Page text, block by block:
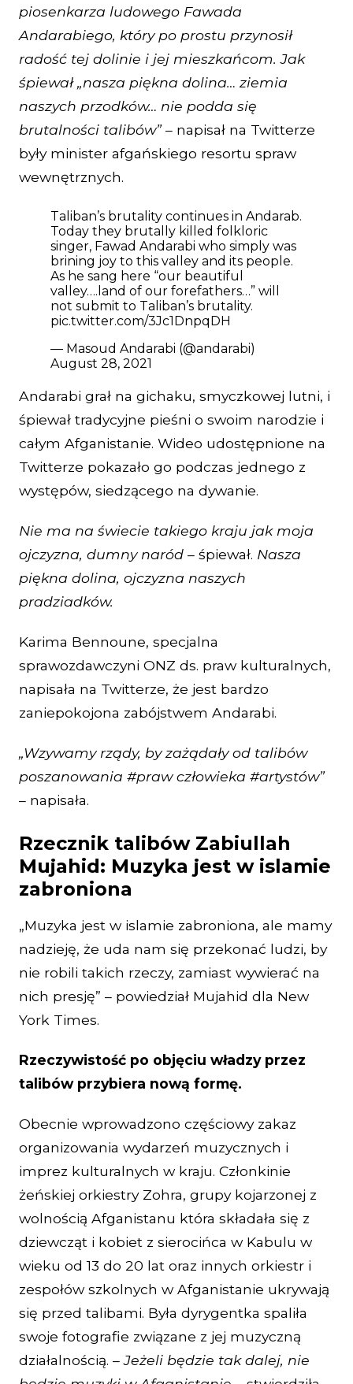
piosenkarza ludowego Fawada
Andarabiego, który po prostu przynosił
radość tej dolinie i jej mieszkańcom. Jak
śpiewał „nasza piękna dolina… ziemia
naszych przodków… nie podda się
brutalności talibów”– napisał na Twitterze
były minister afgańskiego resortu spraw
wewnętrznych.
Taliban’s brutality continues in Andarab.
Today they brutally killed folkloric
singer, Fawad Andarabi who simply was
brining joy to this valley and its people.
As he sang here “our beautiful
valley….land of our forefathers…” will
not submit to Taliban’s brutality.
pic.twitter.com/3Jc1DnpqDH
— Masoud Andarabi (@andarabi)
August 28, 2021
Andarabi grał na gichaku, smyczkowej lutni, i
śpiewał tradycyjne pieśni o swoim narodzie i
całym Afganistanie. Wideo udostępnione na
Twitterze pokazało go podczas jednego z
występów, siedzącego na dywanie.
Nie ma na świecie takiego kraju jak moja
ojczyzna, dumny naród – śpiewał. Nasza
piękna dolina, ojczyzna naszych
pradziadków.
Karima Bennoune, specjalna
sprawozdawczyni ONZ ds. praw kulturalnych,
napisała na Twitterze, że jest bardzo
zaniepokojona zabójstwem Andarabi.
„Wzywamy rządy, by zażądały od talibów
poszanowania #praw człowieka #artystów”
– napisała.
Rzecznik talibów Zabiullah
Mujahid: Muzyka jest w islamie
zabroniona
„Muzyka jest w islamie zabroniona, ale mamy
nadzieję, że uda nam się przekonać ludzi, by
nie robili takich rzeczy, zamiast wywierać na
nich presję” – powiedział Mujahid dla New
York Times.
Rzeczywistość po objęciu władzy przez
talibów przybiera nową formę.
Obecnie wprowadzono częściowy zakaz
organizowania wydarzeń muzycznych i
imprez kulturalnych w kraju. Członkinie
żeńskiej orkiestry Zohra, grupy kojarzonej z
wolnością Afganistanu która składała się z
dziewcząt i kobiet z sierocińca w Kabulu w
wieku od 13 do 20 lat oraz innych orkiestr i
zespołów szkolnych w Afganistanie ukrywają
się przed talibami. Była dyrygentka spaliła
swoje fotografie związane z jej muzyczną
działalnością. –Jeżeli będzie tak dalej, nie